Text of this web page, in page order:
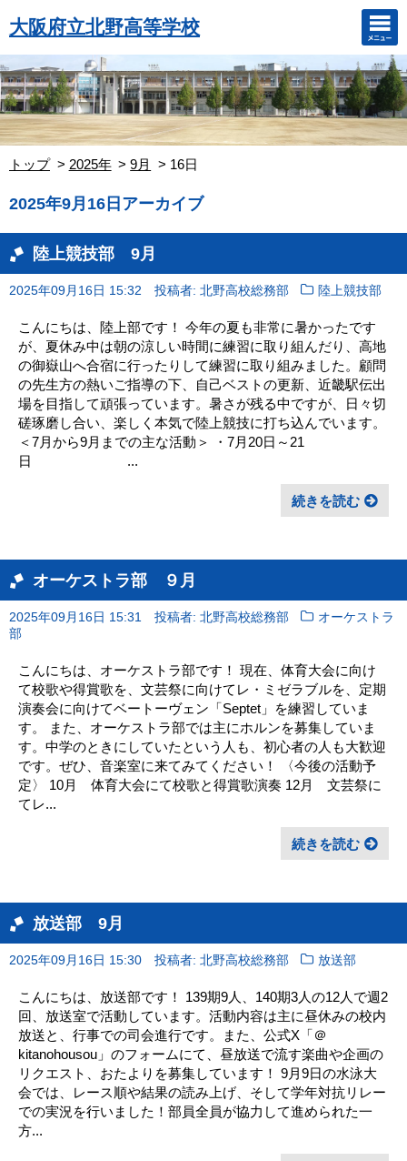
大阪府立北野高等学校
トップ 2025年 9月 16日
2025年9月16日アーカイブ
陸上競技部 9月
2025年09月16日 15:32 投稿者: 北野高校総務部 陸上競技部
こんにちは、陸上部です！ 今年の夏も非常に暑かったです
が、夏休み中は朝の涼しい時間に練習に取り組んだり、高地
の御嶽山へ合宿に行ったりして練習に取り組みました。顧問
の先生方の熱いご指導の下、自己ベストの更新、近畿駅伝出
場を目指して頑張っています。暑さが残る中ですが、日々切
磋琢磨し合い、楽しく本気で陸上競技に打ち込んでいます。
＜7月から9月までの主な活動＞ ・7月20日～21
日 ...
続きを読む
オーケストラ部 ９月
2025年09月16日 15:31 投稿者: 北野高校総務部
オーケストラ
部
こんにちは、オーケストラ部です！ 現在、体育大会に向け
て校歌や得賞歌を、文芸祭に向けてレ・ミゼラブルを、定期
演奏会に向けてベートーヴェン「Septet」を練習していま
す。 また、オーケストラ部では主にホルンを募集していま
す。中学のときにしていたという人も、初心者の人も大歓迎
です。ぜひ、音楽室に来てみてください！ 〈今後の活動予
定〉 10月 体育大会にて校歌と得賞歌演奏 12月 文芸祭に
てレ...
続きを読む
放送部 9月
2025年09月16日 15:30 投稿者: 北野高校総務部 放送部
こんにちは、放送部です！ 139期9人、140期3人の12人で週2
回、放送室で活動しています。活動内容は主に昼休みの校内
放送と、行事での司会進行です。また、公式X「＠
kitanohousou」のフォームにて、昼放送で流す楽曲や企画の
リクエスト、おたよりを募集しています！ 9月9日の水泳大
会では、レース順や結果の読み上げ、そして学年対抗リレー
での実況を行いました！部員全員が協力して進められた一
方...